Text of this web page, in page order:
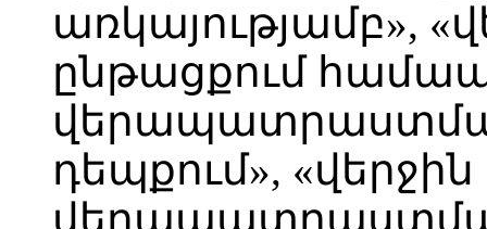
առկայությամբ»,
ընթացքում
դեպքում»,